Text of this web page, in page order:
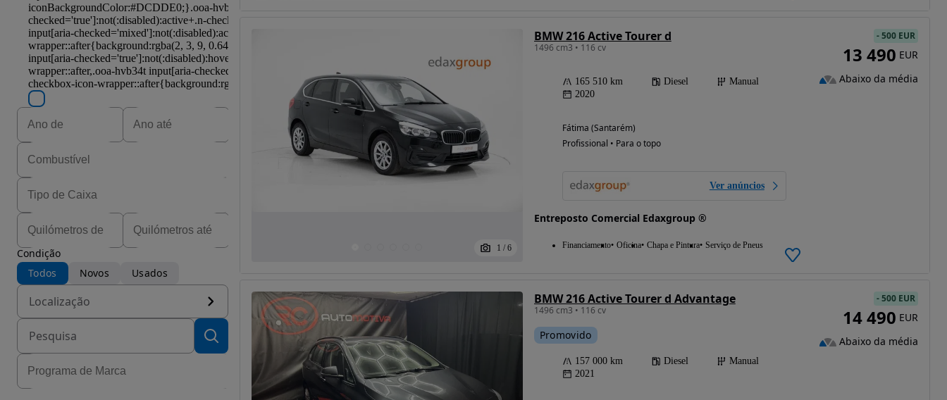
Condição
Todos
Novos Usados
Localização
1 / 6
BMW 216 Active Tourer d
1496 cm3 • 116 cv
165 510 km Diesel
Manual
2020
Fátima (Santarém)
Profissional • Para o topo
Ver anúncios
Entreposto Comercial Edaxgroup ®
Financiamento Oficina Chapa e Pintura Serviço de Pneus
-500 EUR
13 490 EUR
Abaixo da média
BMW 216 Active Tourer d Advantage
1496 cm3 • 116 cv
Promovido
157 000 km Diesel
Manual
2021
-500 EUR
14 490 EUR
Abaixo da média